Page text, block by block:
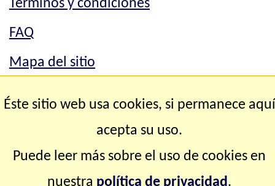
Términos y condiciones
FAQ
Mapa del sitio
Mapa del sitio
Éste sitio web usa cookies, si permanece aquí
acepta su uso.
Puede leer más sobre el uso de cookies en
nuestra política de privacidad .